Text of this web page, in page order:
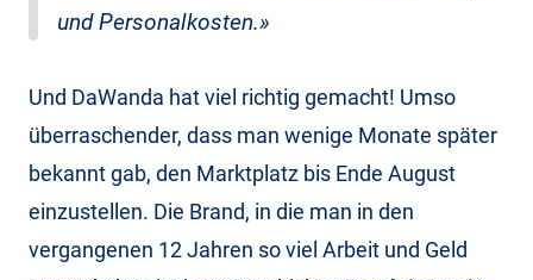
und Personalkosten.»
Und DaWanda hat viel richtig gemacht! Umso
überraschender, dass man wenige Monate später
bekannt gab, den Marktplatz bis Ende August
einzustellen. Die Brand, in die man in den
vergangenen 12 Jahren so viel Arbeit und Geld